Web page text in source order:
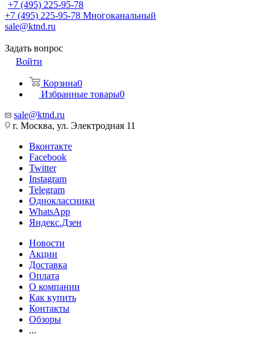
+7 (495) 225-95-78
+7 (495) 225-95-78 Многоканальный
sale@ktnd.ru
Задать вопрос
Войти
Корзина0
Избранные товары0
sale@ktnd.ru
г. Москва, ул. Электродная 11
Вконтакте
Facebook
Twitter
Instagram
Telegram
Одноклассники
WhatsApp
Яндекс.Дзен
Новости
Акции
Доставка
Оплата
О компании
Как купить
Контакты
Обзоры
...